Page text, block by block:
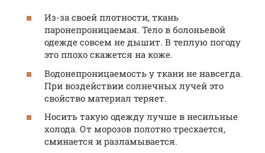
Из-за своей плотности, ткань
паронепроницаемая. Тело в болоньевой
одежде совсем не дышит. В теплую погоду
это плохо скажется на коже.
Водонепроницаемость у ткани не навсегда.
При воздействии солнечных лучей это
свойство материал теряет.
Носить такую одежду лучше в несильные
холода. От морозов полотно трескается,
сминается и разламывается.